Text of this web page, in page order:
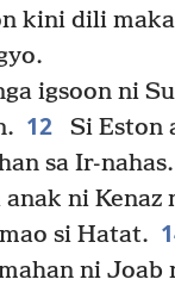
kini dili
igsoon ni
12
Si Eston
sa Ir-
anak ni Kenaz
si Hatat.
ni Joab